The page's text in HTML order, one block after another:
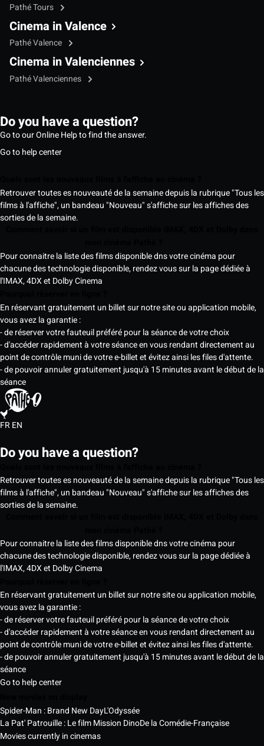
Pathé Tours
Cinema in Valence
Pathé Valence
Cinema in Valenciennes
Pathé Valenciennes
Do you have a question?
Go to our Online Help to find the answer.
Go to help center
Retrouver toutes es nouveauté de la semaine depuis la rubrique "Tous les
films à l'affiche", un bandeau "Nouveau" s'affiche sur les affiches des
sorties de la semaine.
Pour connaitre la liste des films disponible dns votre cinéma pour
chacune des technologie disponible, rendez vous sur la page dédiée à
l'IMAX, 4DX et Dolby Cinema
En réservant gratuitement un billet sur notre site ou application mobile,
vous avez la garantie :
- de réserver votre fauteuil préféré pour la séance de votre choix
- d'accéder rapidement à votre séance en vous rendant directement au
point de contrôle muni de votre e-billet et évitez ainsi les files d'attente.
- de pouvoir annuler gratuitement jusqu'à 15 minutes avant le début de la
séance
FREN
Do you have a question?
Retrouver toutes es nouveauté de la semaine depuis la rubrique "Tous les
films à l'affiche", un bandeau "Nouveau" s'affiche sur les affiches des
sorties de la semaine.
Pour connaitre la liste des films disponible dns votre cinéma pour
chacune des technologie disponible, rendez vous sur la page dédiée à
l'IMAX, 4DX et Dolby Cinema
En réservant gratuitement un billet sur notre site ou application mobile,
vous avez la garantie :
- de réserver votre fauteuil préféré pour la séance de votre choix
- d'accéder rapidement à votre séance en vous rendant directement au
point de contrôle muni de votre e-billet et évitez ainsi les files d'attente.
- de pouvoir annuler gratuitement jusqu'à 15 minutes avant le début de la
séance
Go to help center
Spider-Man : Brand New DayL'Odyssée
La Pat' Patrouille : Le film Mission DinoDe la Comédie-Française
Movies currently in cinemas